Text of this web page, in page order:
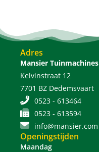
Adres
Mansier Tuinmachines
Kelvinstraat 12
7701 BZ Dedemsvaart
0523 - 613464
0523 - 613594
info@mansier.com
Openingstijden
Maandag